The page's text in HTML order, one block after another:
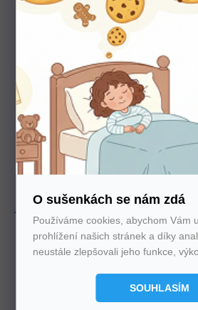
O sušenkách se nám zdá
Používáme cookies, abychom Vám
prohlížení našich stránek a díky
neustále zlepšovali jeho funkce,
SOUHLASÍM
1
Zvolte si
libovolný
Vyberte si
postel z naši
Stanovte